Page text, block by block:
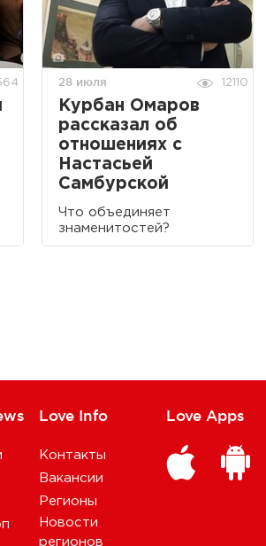
28 июля 12110
Курбан Омаров
рассказал об
отношениях с
Настасьей
Самбурской
Что объединяет
знаменитостей?
Love Info
Контакты
Вакансии
Регионы
Новости
регионов
Love Apps